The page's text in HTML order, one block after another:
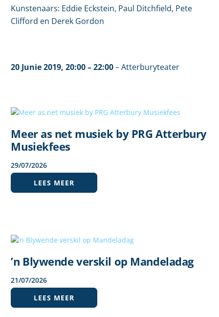
Kunstenaars: Eddie Eckstein, Paul Ditchfield, Pete
Clifford en Derek Gordon
20 Junie 2019, 20:00– 22:00 –Atterburyteater
Meer as net musiek by PRG Atterbury
Musiekfees
29/07/2026
LEES MEER
’n Blywende verskil op Mandeladag
21/07/2026
LEES MEER